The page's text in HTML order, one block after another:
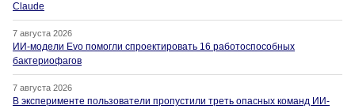
Claude
7 августа 2026
ИИ-модели Evo помогли спроектировать 16 работоспособных
бактериофагов
7 августа 2026
В эксперименте пользователи пропустили треть опасных команд ИИ-